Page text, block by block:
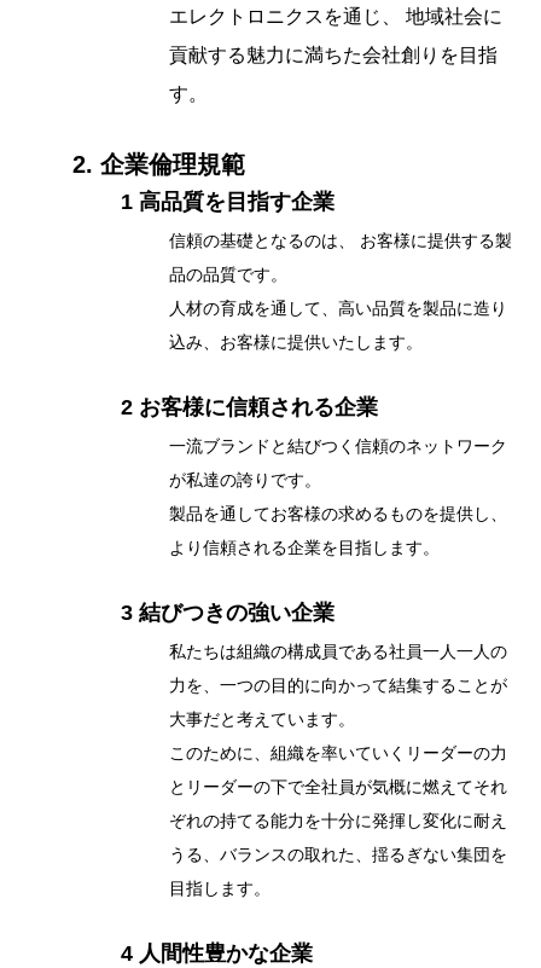
エレクトロニクスを通じ、 地域社会に
貢献する魅力に満ちた会社創りを目指
す。
2. 企業倫理規範
1 高品質を目指す企業
信頼の基礎となるのは、 お客様に提供する製
品の品質です。
人材の育成を通して、高い品質を製品に造り
込み、お客様に提供いたします。
2 お客様に信頼される企業
一流ブランドと結びつく信頼のネットワーク
が私達の誇りです。
製品を通してお客様の求めるものを提供し、
より信頼される企業を目指します。
3 結びつきの強い企業
私たちは組織の構成員である社員一人一人の
力を、一つの目的に向かって結集することが
大事だと考えています。
このために、組織を率いていくリーダーの力
とリーダーの下で全社員が気概に燃えてそれ
ぞれの持てる能力を十分に発揮し変化に耐え
うる、バランスの取れた、揺るぎない集団を
目指します。
4 人間性豊かな企業